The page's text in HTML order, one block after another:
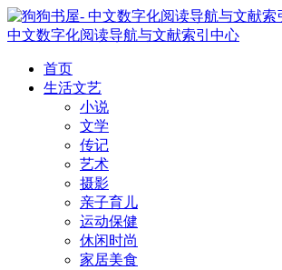
中文数字化阅读导航与文献索引中心
首页
生活文艺
小说
文学
传记
艺术
摄影
亲子育儿
运动保健
休闲时尚
家居美食